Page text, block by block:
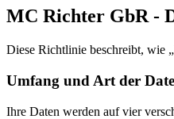
MC Richter GbR -
Diese Richtlinie beschreibt, wie
Umfang und Art der
Ihre Daten werden auf vier